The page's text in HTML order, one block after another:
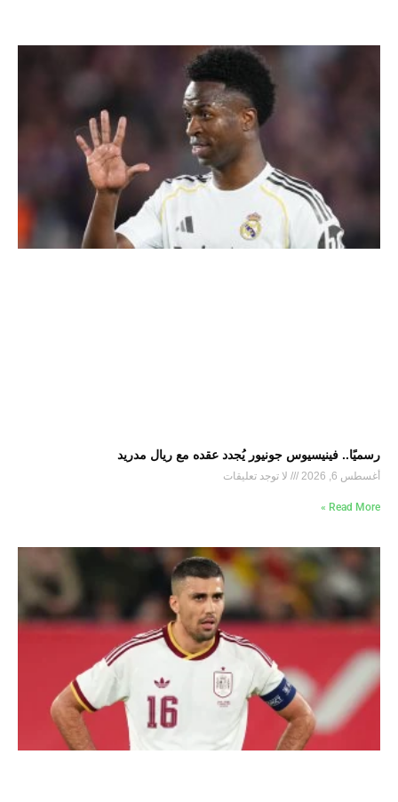
رسميًا.. فينيسيوس جونيور يُجدد عقده مع ريال مدريد
أغسطس 6, 2026 لا توجد تعليقات
Read More »